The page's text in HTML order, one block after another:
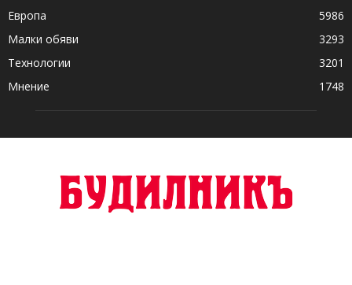
Европа
5986
Малки обяви
3293
Технологии
3201
Мнение
1748